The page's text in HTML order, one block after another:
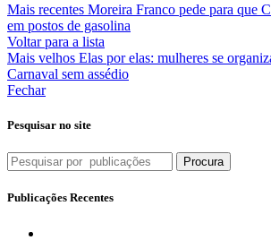
confira
Mais recentes Moreira Franco pede para que
em postos de gasolina
Voltar para a lista
Mais velhos Elas por elas: mulheres se
Carnaval sem assédio
Fechar
Pesquisar no site
Procura
Publicações Recentes